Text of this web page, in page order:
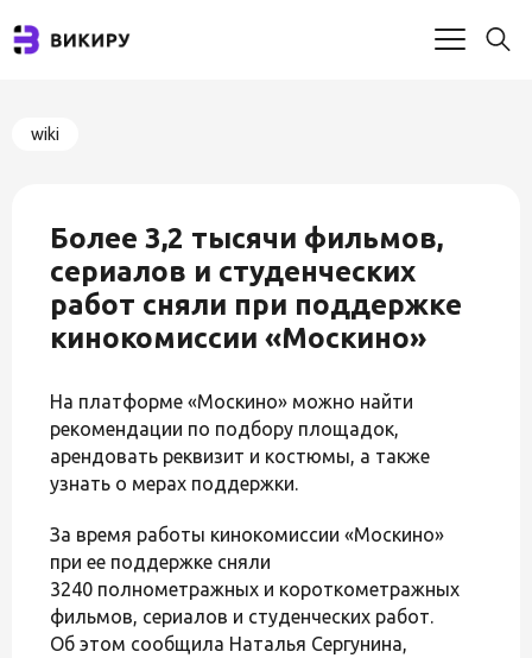
wiki
Более 3,2 тысячи фильмов,
сериалов и студенческих
работ сняли при поддержке
кинокомиссии «Москино»
На платформе «Москино» можно найти
рекомендации по подбору площадок,
арендовать реквизит и костюмы, а также
узнать о мерах поддержки.
За время работы кинокомиссии «Москино»
при ее поддержке сняли
3240 полнометражных и короткометражных
фильмов, сериалов и студенческих работ.
Об этом сообщила Наталья Сергунина,